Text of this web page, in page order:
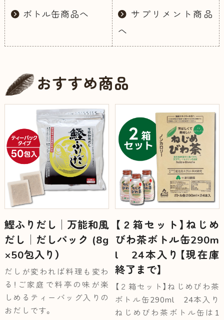
ボトル缶商品へ
サプリメント商品
へ
おすすめ商品
鰹ふりだし│万能和風
だし│だしパック (8g
×50包入り）
だしが変われば料理も変わ
る！ご家庭で料亭の味が楽
しめるティーバッグ入りの
おだしです。
【２箱セット】ねじめ
びわ茶ボトル缶290m
l 24本入り【現在庫
終了まで】
【２箱セット】ねじめびわ茶
ボトル缶290ml 24本入り
ねじめびわ茶ボトル缶は1